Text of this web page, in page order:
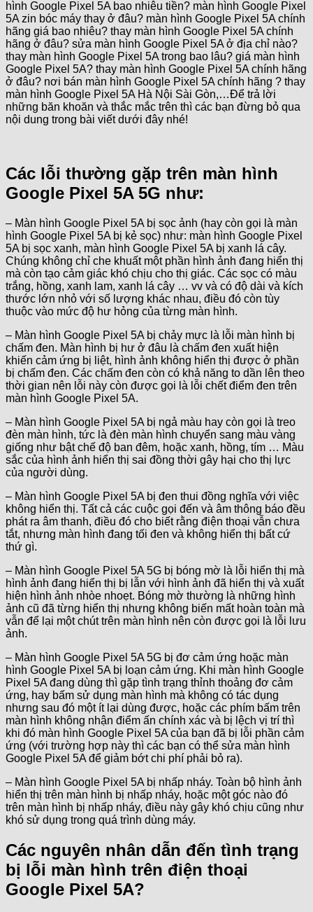
hình Google Pixel 5A bao nhiêu tiền? màn hình Google Pixel
5A zin bóc máy thay ở đâu? màn hình Google Pixel 5A chính
hãng giá bao nhiêu? thay màn hình Google Pixel 5A chính
hãng ở đâu? sửa màn hình Google Pixel 5A ở địa chỉ nào?
thay màn hình Google Pixel 5A trong bao lâu? giá màn hình
Google Pixel 5A? thay màn hình Google Pixel 5A chính hãng
ở đâu? nơi bán màn hình Google Pixel 5A chính hãng ? thay
màn hình Google Pixel 5A Hà Nội Sài Gòn,…Để trả lời
những băn khoăn và thắc mắc trên thì các bạn đừng bỏ qua
nội dung trong bài viết dưới đây nhé!
Các lỗi thường gặp trên màn hình
Google Pixel 5A 5G như:
– Màn hình Google Pixel 5A bị sọc ảnh (hay còn gọi là màn
hình Google Pixel 5A bị kẻ sọc) như: màn hình Google Pixel
5A bị sọc xanh, màn hình Google Pixel 5A bị xanh lá cây.
Chúng không chỉ che khuất một phần hình ảnh đang hiển thị
mà còn tạo cảm giác khó chịu cho thị giác. Các sọc có màu
trắng, hồng, xanh lam, xanh lá cây … vv và có độ dài và kích
thước lớn nhỏ với số lượng khác nhau, điều đó còn tùy
thuộc vào mức độ hư hỏng của từng màn hình.
– Màn hình Google Pixel 5A bị chảy mực là lỗi màn hình bị
chấm đen. Màn hình bị hư ở đâu là chấm đen xuất hiện
khiến cảm ứng bị liệt, hình ảnh không hiển thị được ở phần
bị chấm đen. Các chấm đen còn có khả năng to dần lên theo
thời gian nên lỗi này còn được gọi là lỗi chết điểm đen trên
màn hình Google Pixel 5A.
– Màn hình Google Pixel 5A bị ngả màu hay còn gọi là treo
đèn màn hình, tức là đèn màn hình chuyển sang màu vàng
giống như bật chế độ ban đêm, hoặc xanh, hồng, tím … Màu
sắc của hình ảnh hiển thị sai đồng thời gây hại cho thị lực
của người dùng.
– Màn hình Google Pixel 5A bị đen thui đồng nghĩa với việc
không hiển thị. Tất cả các cuộc gọi đến và âm thông báo đều
phát ra âm thanh, điều đó cho biết rằng điện thoại vẫn chưa
tắt, nhưng màn hình đang tối đen và không hiển thị bất cứ
thứ gì.
– Màn hình Google Pixel 5A 5G bị bóng mờ là lỗi hiển thị mà
hình ảnh đang hiển thị bị lẫn với hình ảnh đã hiển thị và xuất
hiện hình ảnh nhòe nhoẹt. Bóng mờ thường là những hình
ảnh cũ đã từng hiển thị nhưng không biến mất hoàn toàn mà
vẫn để lại một chút trên màn hình nên còn được gọi là lỗi lưu
ảnh.
– Màn hình Google Pixel 5A 5G bị đơ cảm ứng hoặc màn
hình Google Pixel 5A bị loạn cảm ứng. Khi màn hình Google
Pixel 5A đang dùng thì gặp tình trạng thỉnh thoảng đơ cảm
ứng, hay bấm sử dụng màn hình mà không có tác dụng
nhưng sau đó một ít lại dùng được, hoặc các phím bấm trên
màn hình không nhận điểm ấn chính xác và bị lệch vị trí thì
khi đó màn hình Google Pixel 5A của bạn đã bị lỗi phần cảm
ứng (với trường hợp này thì các bạn có thể sửa màn hình
Google Pixel 5A để giảm bớt chi phí phải bỏ ra).
– Màn hình Google Pixel 5A bị nhấp nháy. Toàn bộ hình ảnh
hiển thị trên màn hình bị nhấp nháy, hoặc một góc nào đó
trên màn hình bị nhấp nháy, điều này gây khó chịu cũng như
khó sử dụng trong quá trình dùng máy.
Các nguyên nhân dẫn đến tình trạng
bị lỗi màn hình trên điện thoại
Google Pixel 5A?